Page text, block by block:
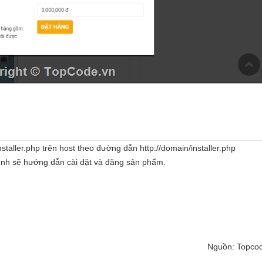
trên host theo đường dẫn http://domain/installer.php
sẽ hướng dẫn cài đặt và đăng sản phẩm.
Nguồn: